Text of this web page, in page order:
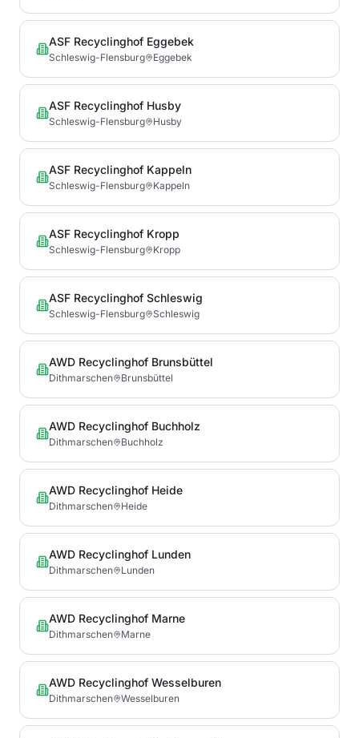
ASF Recyclinghof Eggebek
Schleswig-Flensburg Eggebek
ASF Recyclinghof Husby
Schleswig-Flensburg Husby
ASF Recyclinghof Kappeln
Schleswig-Flensburg Kappeln
ASF Recyclinghof Kropp
Schleswig-Flensburg Kropp
ASF Recyclinghof Schleswig
Schleswig-Flensburg Schleswig
AWD Recyclinghof Brunsbüttel
Dithmarschen Brunsbüttel
AWD Recyclinghof Buchholz
Dithmarschen Buchholz
AWD Recyclinghof Heide
Dithmarschen Heide
AWD Recyclinghof Lunden
Dithmarschen Lunden
AWD Recyclinghof Marne
Dithmarschen Marne
AWD Recyclinghof Wesselburen
Dithmarschen Wesselburen